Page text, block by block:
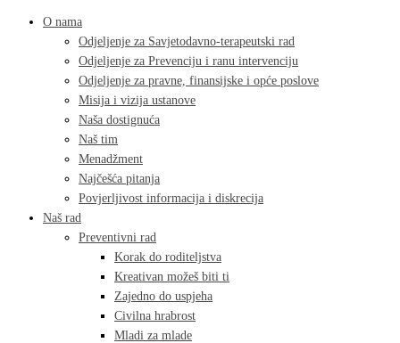
O nama
Odjeljenje za Savjetodavno-terapeutski rad
Odjeljenje za Prevenciju i ranu intervenciju
Odjeljenje za pravne, finansijske i opće poslove
Misija i vizija ustanove
Naša dostignuća
Naš tim
Menadžment
Najčešća pitanja
Povjerljivost informacija i diskrecija
Naš rad
Preventivni rad
Korak do roditeljstva
Kreativan možeš biti ti
Zajedno do uspjeha
Civilna hrabrost
Mladi za mlade